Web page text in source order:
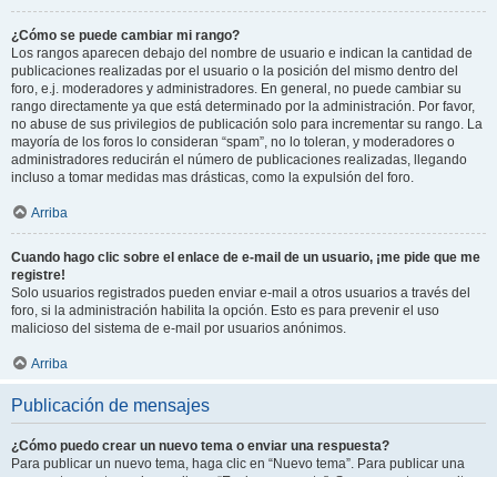
¿Cómo se puede cambiar mi rango?
Los rangos aparecen debajo del nombre de usuario e indican la cantidad de
publicaciones realizadas por el usuario o la posición del mismo dentro del
foro, e.j. moderadores y administradores. En general, no puede cambiar su
rango directamente ya que está determinado por la administración. Por favor,
no abuse de sus privilegios de publicación solo para incrementar su rango. La
mayoría de los foros lo consideran “spam”, no lo toleran, y moderadores o
administradores reducirán el número de publicaciones realizadas, llegando
incluso a tomar medidas mas drásticas, como la expulsión del foro.
Arriba
Cuando hago clic sobre el enlace de e-mail de un usuario, ¡me pide que me
registre!
Solo usuarios registrados pueden enviar e-mail a otros usuarios a través del
foro, si la administración habilita la opción. Esto es para prevenir el uso
malicioso del sistema de e-mail por usuarios anónimos.
Arriba
Publicación de mensajes
¿Cómo puedo crear un nuevo tema o enviar una respuesta?
Para publicar un nuevo tema, haga clic en “Nuevo tema”. Para publicar una